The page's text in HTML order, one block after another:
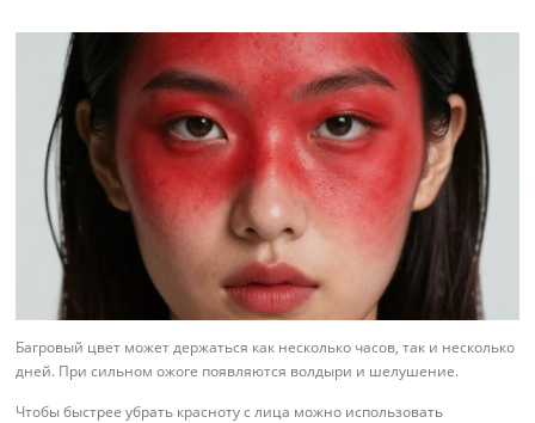
Багровый цвет может держаться как несколько часов, так и несколько
дней. При сильном ожоге появляются волдыри и шелушение.
Чтобы быстрее убрать красноту с лица можно использовать